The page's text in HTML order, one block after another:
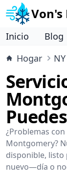
Von's
Inicio Blog
Hogar
NY
¿Problemas
Montgomery?
disponible,
nuevo—día o